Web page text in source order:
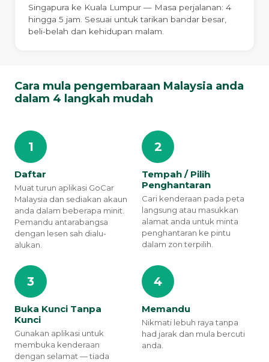
Singapura ke Kuala Lumpur — Masa perjalanan: 4
hingga 5 jam. Sesuai untuk tarikan bandar besar,
beli-belah dan kehidupan malam.
Cara mula pengembaraan Malaysia anda
dalam 4 langkah mudah
1
Daftar
Muat turun aplikasi GoCar
Malaysia dan sediakan akaun
anda dalam beberapa minit.
Pemandu antarabangsa
dengan lesen sah dialu-
alukan.
2
Tempah / Pilih
Penghantaran
Cari kenderaan pada peta
langsung atau masukkan
alamat anda untuk minta
penghantaran ke pintu
dalam zon terpilih.
3
Buka Kunci Tanpa
Kunci
Gunakan aplikasi untuk
membuka kenderaan
dengan selamat — tiada
4
Memandu
Nikmati lebuh raya tanpa
had jarak dan mula bercuti
anda.